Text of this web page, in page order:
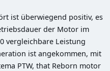
ist überwiegend positiv, es
der Motor im
vergleichbare Leistung
ist angekommen, mit
PTW, that Reborn motor